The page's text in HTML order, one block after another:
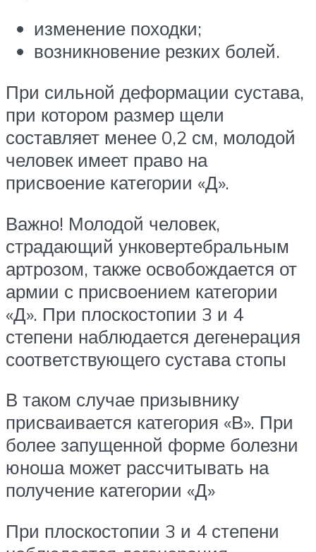
изменение походки;
возникновение резких болей.
При сильной деформации сустава,
при котором размер щели
составляет менее 0,2 см, молодой
человек имеет право на
присвоение категории «Д».
Важно! Молодой человек,
страдающий унковертебральным
артрозом, также освобождается от
армии с присвоением категории
«Д». При плоскостопии 3 и 4
степени наблюдается дегенерация
соответствующего сустава стопы
В таком случае призывнику
присваивается категория «В». При
более запущенной форме болезни
юноша может рассчитывать на
получение категории «Д»
При плоскостопии 3 и 4 степени